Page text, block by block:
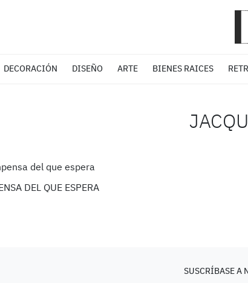
DECORACIÓN DISEÑO ARTE BIENES RAICES
DEL QUE ESPERA
SUSCRÍBASE A